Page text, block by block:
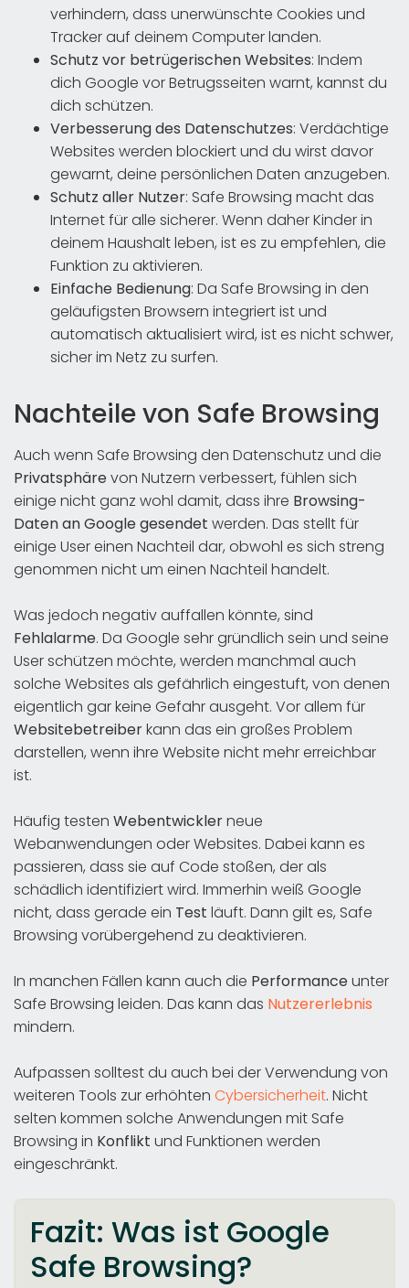
verhindern, dass unerwünschte Cookies und
Tracker auf deinem Computer landen.
Schutz vor betrügerischen Websites: Indem
dich Google vor Betrugsseiten warnt, kannst du
dich schützen.
Verbesserung des Datenschutzes: Verdächtige
Websites werden blockiert und du wirst davor
gewarnt, deine persönlichen Daten anzugeben.
Schutz aller Nutzer: Safe Browsing macht das
Internet für alle sicherer. Wenn daher Kinder in
deinem Haushalt leben, ist es zu empfehlen, die
Funktion zu aktivieren.
Einfache Bedienung: Da Safe Browsing in den
geläufigsten Browsern integriert ist und
automatisch aktualisiert wird, ist es nicht schwer,
sicher im Netz zu surfen.
Nachteile von Safe Browsing
Auch wenn Safe Browsing den Datenschutz und die
Privatsphärevon Nutzern verbessert, fühlen sich
einige nicht ganz wohl damit, dass ihre Browsing-
Daten an Google gesendet werden. Das stellt für
einige User einen Nachteil dar, obwohl es sich streng
genommen nicht um einen Nachteil handelt.
Was jedoch negativ auffallen könnte, sind
Fehlalarme. Da Google sehr gründlich sein und seine
User schützen möchte, werden manchmal auch
solche Websites als gefährlich eingestuft, von denen
eigentlich gar keine Gefahr ausgeht. Vor allem für
Websitebetreiberkann das ein großes Problem
darstellen, wenn ihre Website nicht mehr erreichbar
ist.
Häufig testen Webentwicklerneue
Webanwendungen oder Websites. Dabei kann es
passieren, dass sie auf Code stoßen, der als
schädlich identifiziert wird. Immerhin weiß Google
nicht, dass gerade ein Test läuft. Dann gilt es, Safe
Browsing vorübergehend zu deaktivieren.
In manchen Fällen kann auch die Performanceunter
Safe Browsing leiden. Das kann das Nutzererlebnis
mindern.
Aufpassen solltest du auch bei der Verwendung von
weiteren Tools zur erhöhten Cybersicherheit. Nicht
selten kommen solche Anwendungen mit Safe
Browsing in Konflikt und Funktionen werden
eingeschränkt.
Fazit: Was ist Google
Safe Browsing?